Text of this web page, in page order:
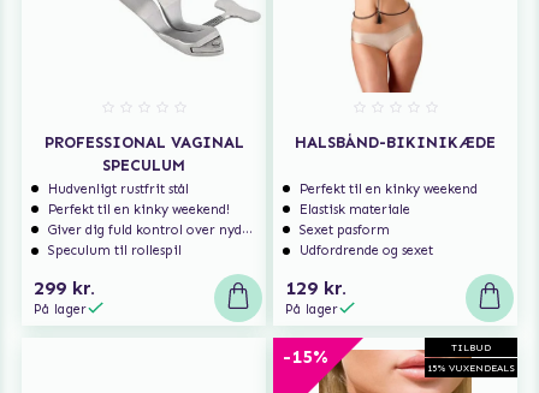
PROFESSIONAL VAGINAL
SPECULUM
Hudvenligt rustfrit stål
Perfekt til en kinky weekend!
Giver dig fuld kontrol over nydelsen
Speculum til rollespil
299 kr.
På lager
HALSBÅND-BIKINIKÆDE
Perfekt til en kinky weekend
Elastisk materiale
Sexet pasform
Udfordrende og sexet
129 kr.
På lager
TILBUD
15% VUXENDEALS
-15%